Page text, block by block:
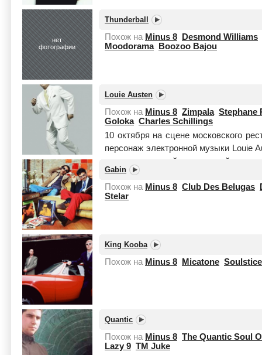
нет
фотографии
Thunderball
Похож на Minus 8
Desmond Williams
Moodorama
Boozoo Bajou
Louie Austen
Похож на Minus 8 Zimpala Stephane
Goloka Charles Schillings
10 октября на сцене московского
персонаж электронной музыки Louie
наверное, самый загадочный на
Читать целиком
Gabin
Похож на Minus 8 Club Des Belugas
Stelar
King Kooba
Похож на Minus 8 Micatone Soulstice
Quantic
Похож на Minus 8 The Quantic Soul
Lazy 9 TM Juke